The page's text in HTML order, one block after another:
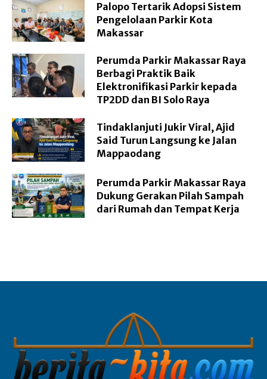
Palopo Tertarik Adopsi Sistem
Pengelolaan Parkir Kota
Makassar
Perumda Parkir Makassar Raya
Berbagi Praktik Baik
Elektronifikasi Parkir kepada
TP2DD dan BI Solo Raya
Tindaklanjuti Jukir Viral, Ajid
Said Turun Langsung ke Jalan
Mappaodang
Perumda Parkir Makassar Raya
Dukung Gerakan Pilah Sampah
dari Rumah dan Tempat Kerja